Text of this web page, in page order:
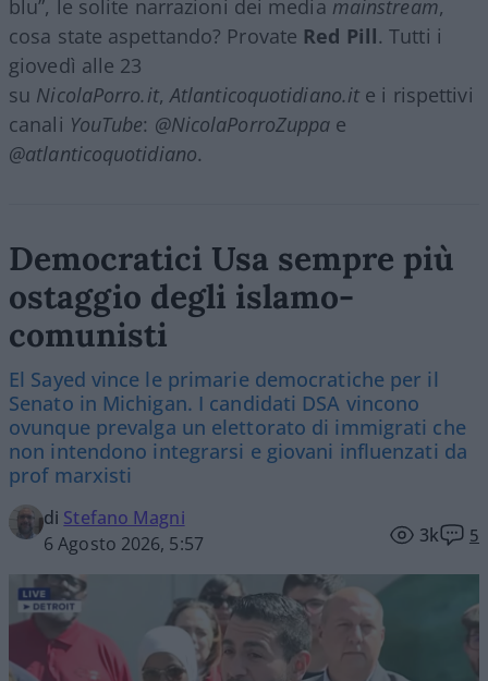
blu”, le solite narrazioni dei media mainstream,
cosa state aspettando? Provate Red Pill. Tutti i
giovedì alle 23
su NicolaPorro.it,Atlanticoquotidiano.it e i rispettivi
canali YouTube: @NicolaPorroZuppa e
@atlanticoquotidiano.
Democratici Usa sempre più
ostaggio degli islamo-
comunisti
El Sayed vince le primarie democratiche per il
Senato in Michigan. I candidati DSA vincono
ovunque prevalga un elettorato di immigrati che
non intendono integrarsi e giovani influenzati da
prof marxisti
di Stefano Magni
6 Agosto 2026, 5:57
3k 5